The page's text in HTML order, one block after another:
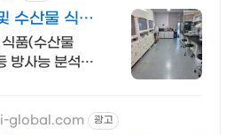
수산물 식품
관품(수산물
방사능 분석
global.com 광고